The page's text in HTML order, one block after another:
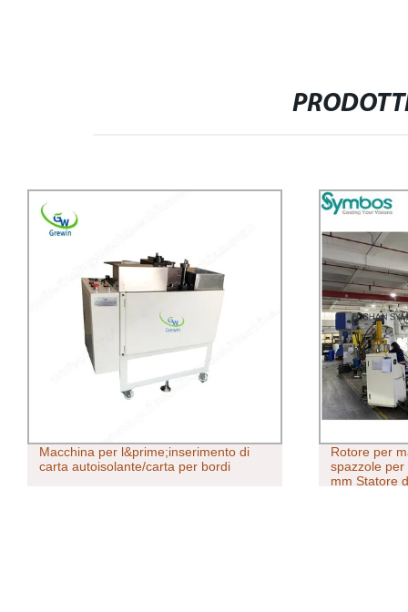
Macchina per l&prime;inserimento di
carta autoisolante/carta per bordi
Rotore per
spazzole
mm Statore